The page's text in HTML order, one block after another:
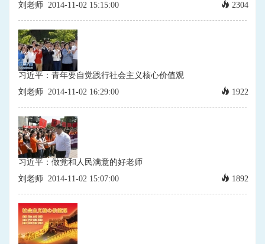
刘老师 2014-11-02 15:15:00 2304
习近平：青年要自觉践行社会主义核心价值观
刘老师 2014-11-02 16:29:00 1922
习近平：做党和人民满意的好老师
刘老师 2014-11-02 15:07:00 1892